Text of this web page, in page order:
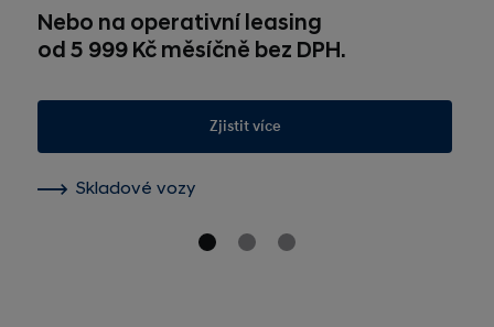
Nebo na operativní leasing
od 5 999 Kč měsíčně bez DPH.
Zjistit více
Skladové vozy